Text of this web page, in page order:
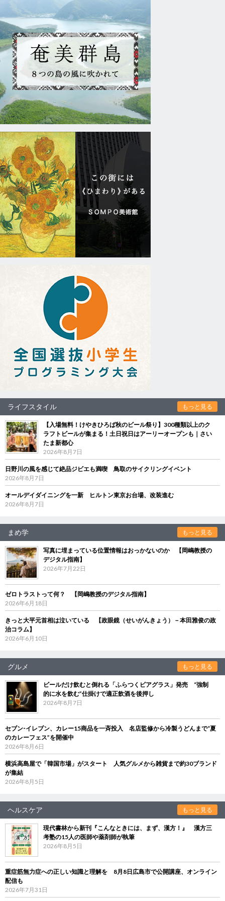
ライフスタイル もっと見る
【入場無料！けやきひろば秋のビール祭り】300種類以上のク
ラフトビールが集まる！土日祝日はアーリーオープンも｜さい
たま新都心
2026年8月7日
日野川の風を感じて絶品ジビエも満喫 鳥取のサイクリングイベント
2026年8月7日
オールデイダイニングを一新 ヒルトン東京お台場、改装進む
2026年8月7日
まめ学 もっと見る
写真に埋まっている位置情報はおっかないのか 【岡嶋教授の
デジタル指南】
2026年7月22日
ゼロトラストって何？ 【岡嶋教授のデジタル指南】
2026年6月18日
きっと大平元首相は泣いている 【政眼鏡（せいがんきょう）－本田雅俊の政
治コラム】
2026年6月10日
グルメ もっと見る
ビールだけ飲むと倒れる「ふらつくビアグラス」発売 “強制
的に水を飲む”仕掛けで適正飲酒を後押し
2026年8月7日
セブン‐イレブン、カレー15商品を一斉投入 名店監修から冷製うどんまで“夏
のカレーフェス”を開催中
2026年8月6日
横浜高島屋で「韓国市場」がスタート 人気グルメから雑貨まで約30ブランド
が集結
2026年8月5日
ヘルスケア もっと見る
現代書林から新刊『こんなときには、まず、漢方！』 漢方三
考塾の15人の医師や薬剤師が執筆
2026年8月5日
重症筋無力症への正しい知識と理解を 8月8日広島市で公開講座、オンライン
配信も
2026年7月31日